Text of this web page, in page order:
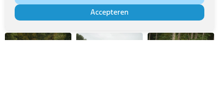
Accepteren